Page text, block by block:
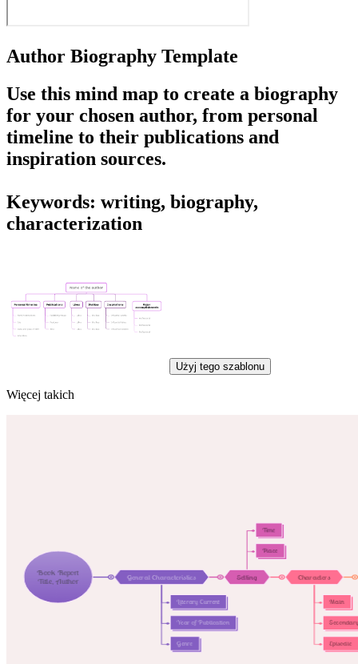
Author Biography Template
Use this mind map to create a biography
for your chosen author, from personal
timeline to their publications and
inspiration sources.
Keywords: writing, biography,
characterization
Użyj tego szablonu
Więcej takich